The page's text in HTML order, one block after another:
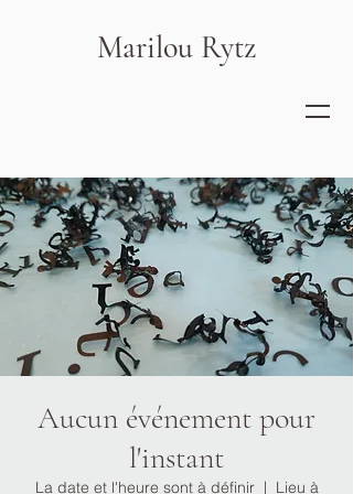
Marilou Rytz
Aucun événement pour
l'instant
La date et l'heure sont à définir
  |
Lieu à